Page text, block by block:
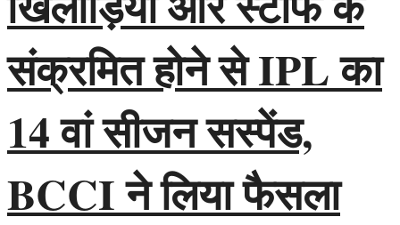
संक्रमित होने से IPL का
14 वां सीजन सस्पेंड,
BCCI ने लिया फैसला